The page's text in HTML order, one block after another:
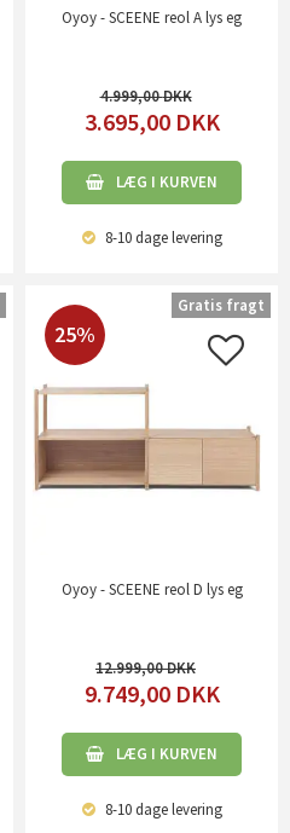
Oyoy - SCEENE reol A lys eg
4.999,00
3.695,00 DKK
LÆG I KURVEN
8-10 dagelevering
25%
Oyoy - SCEENE reol D lys eg
12.999,00
9.749,00 DKK
LÆG I KURVEN
8-10 dagelevering
Gratis fragt